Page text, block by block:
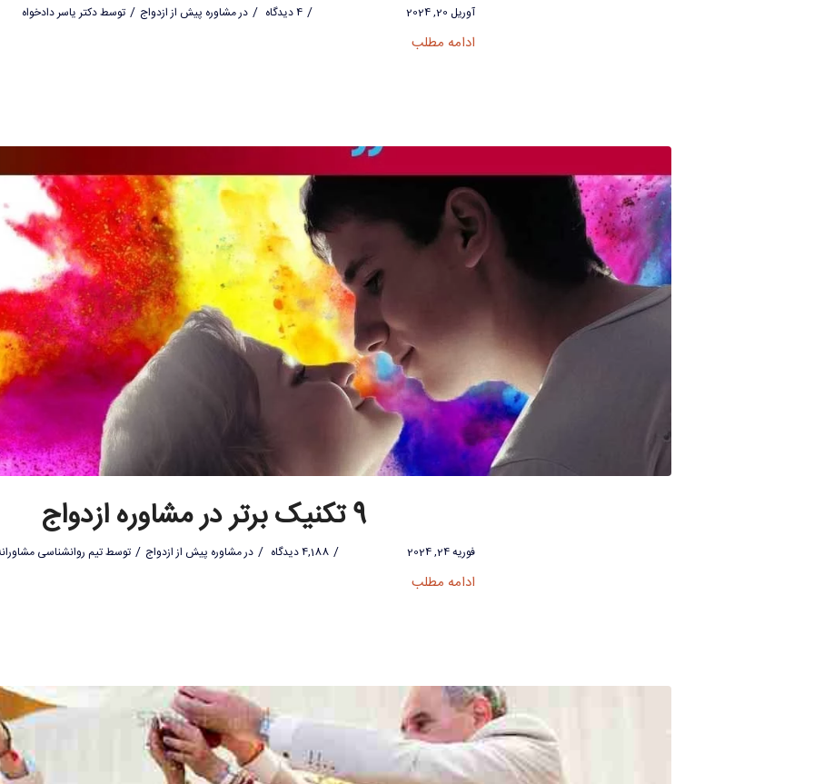
آوریل 20, 2024 / 4 دیدگاه / درمشاوره پیش از ازدواج / توسطدکتر یاسر دادخواه
ادامه مطلب
9 تکنیک برتر در مشاوره ازدواج
فوریه 24, 2024 / 4,188 دیدگاه / درمشاوره پیش از ازدواج / توسطتیم روانشناسی
ادامه مطلب